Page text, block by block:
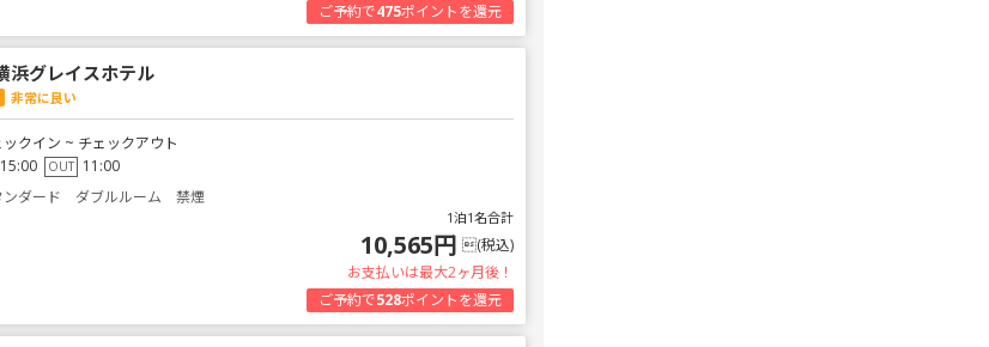
ご予約で475ポイントを還元
浜グレイスホテル
非常に良い
ックイン ~ チェックアウト
15:00 OUT 11:00
ンダード ダブルルーム 禁煙
1泊1名合計
10,565円 (税込)
お支払いは最大2ヶ月後！
ご予約で528ポイントを還元